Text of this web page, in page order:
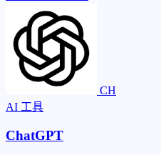
CH
AI 工具
ChatGPT